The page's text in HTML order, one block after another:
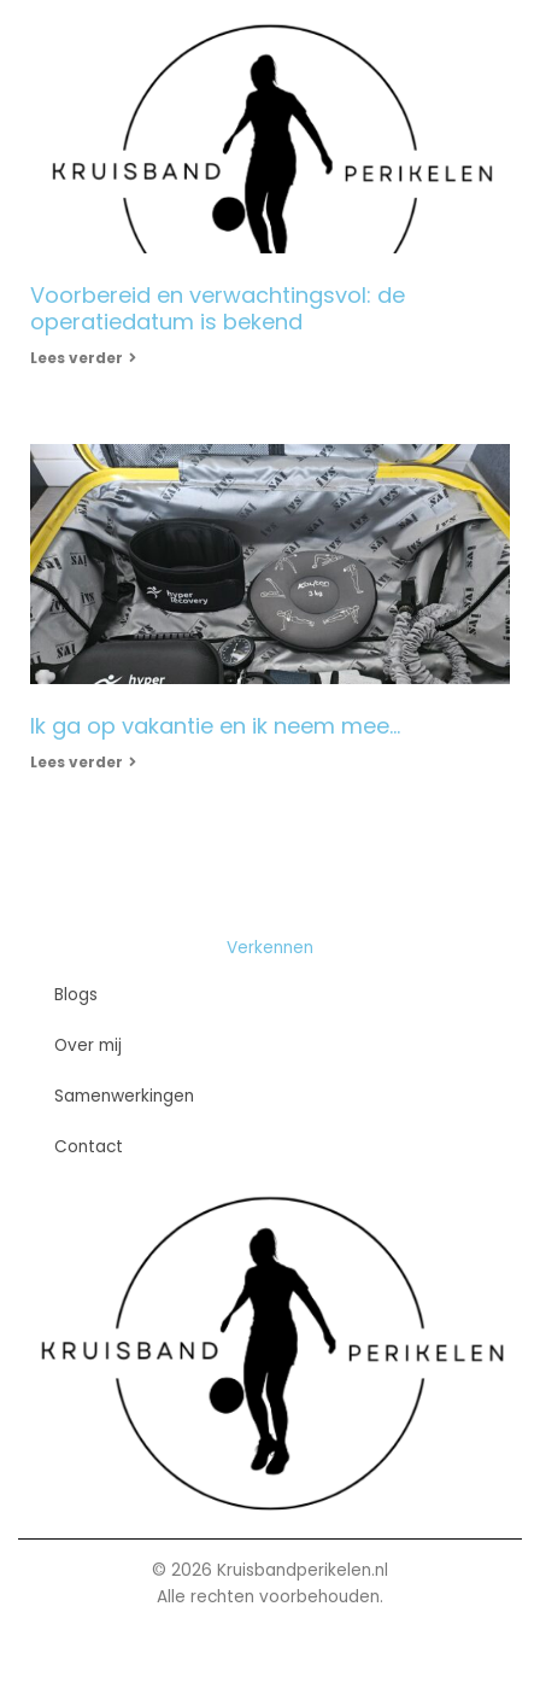
Voorbereid en verwachtingsvol: de
operatiedatum is bekend
Lees verder
Ik ga op vakantie en ik neem mee…
Lees verder
Verkennen
Blogs
Over mij
Samenwerkingen
Contact
© 2026 Kruisbandperikelen.nl
Alle rechten voorbehouden.